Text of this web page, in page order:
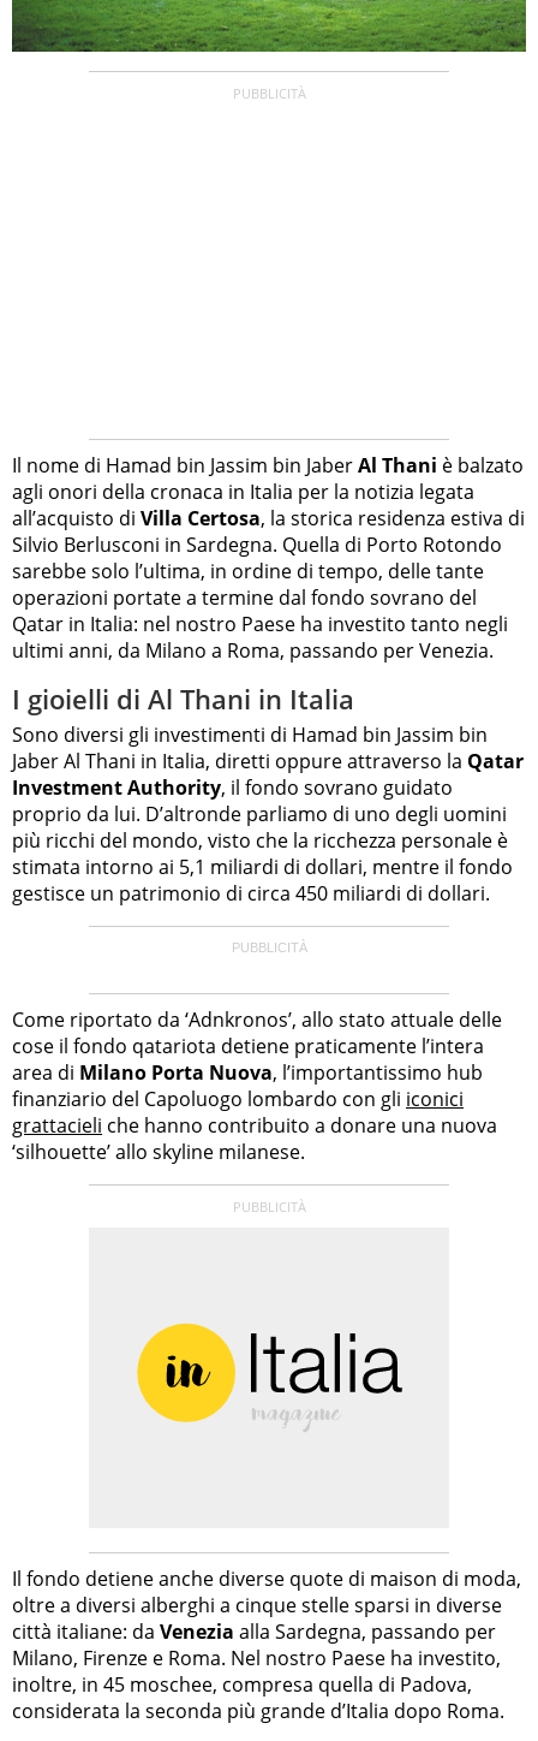
Il nome di Hamad bin Jassim bin JaberAl Thani è balzato
agli onori della cronaca in Italia per la notizia legata
all’acquisto di Villa Certosa, la storica residenza estiva di
Silvio Berlusconi in Sardegna. Quella di Porto Rotondo
sarebbe solo l’ultima, in ordine di tempo, delle tante
operazioni portate a termine dal fondo sovrano del
Qatar in Italia: nel nostro Paese ha investito tanto negli
ultimi anni, da Milano a Roma, passando per Venezia.
I gioielli di Al Thani in Italia
Sono diversi gli investimenti di Hamad bin Jassim bin
Jaber Al Thani in Italia, diretti oppure attraverso la Qatar
Investment Authority, il fondo sovrano guidato
proprio da lui. D’altronde parliamo di uno degli uomini
più ricchi del mondo, visto che la ricchezza personale è
stimata intorno ai 5,1 miliardi di dollari, mentre il fondo
gestisce un patrimonio di circa 450 miliardi di dollari.
Come riportato da ‘Adnkronos’, allo stato attuale delle
cose il fondo qatariota detiene praticamente l’intera
area di Milano Porta Nuova, l’importantissimo hub
finanziario del Capoluogo lombardo con gli iconici
grattacieli che hanno contribuito a donare una nuova
‘silhouette’ allo skyline milanese.
Il fondo detiene anche diverse quote di maison di moda,
oltre a diversi alberghi a cinque stelle sparsi in diverse
città italiane: da Venezia alla Sardegna, passando per
Milano, Firenze e Roma. Nel nostro Paese ha investito,
inoltre, in 45 moschee, compresa quella di Padova,
considerata la seconda più grande d’Italia dopo Roma.